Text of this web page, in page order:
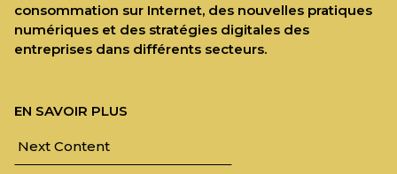
consommation sur Internet, des nouvelles pratiques
numériques et des stratégies digitales des
entreprises dans différents secteurs.
EN SAVOIR PLUS
Next Content